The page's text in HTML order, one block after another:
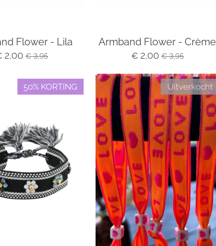
Flower - Lila
2,00 € 3,95
Armband Flower - Crème
€ 2,00 € 3,95
50% KORTING Uitverkocht